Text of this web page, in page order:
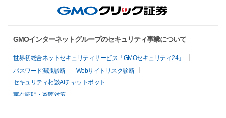
GMOインターネットグループのセキュリティ事業について
世界初総合ネットセキュリティサービス「GMOセキュリティ24」
パスワード漏洩診断
Webサイトリスク診断
セキュリティ相談AIチャットボット
実在証明・盗聴対策